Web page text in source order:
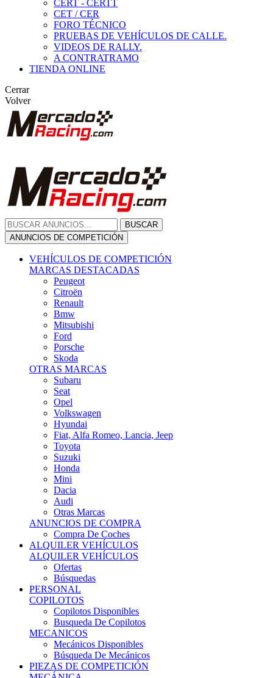
CERT - CERTT
CET / CER
FORO TÉCNICO
PRUEBAS DE VEHÍCULOS DE CALLE.
VIDEOS DE RALLY.
A CONTRATRAMO
TIENDA ONLINE
Cerrar
Volver
BUSCAR
ANUNCIOS DE COMPETICIÓN
VEHÍCULOS DE COMPETICIÓN
MARCAS DESTACADAS
Peugeot
Citroën
Renault
Bmw
Mitsubishi
Ford
Porsche
Skoda
OTRAS MARCAS
Subaru
Seat
Opel
Volkswagen
Hyundai
Fiat, Alfa Romeo, Lancia, Jeep
Toyota
Suzuki
Honda
Mini
Dacia
Audi
Otras Marcas
ANUNCIOS DE COMPRA
Compra De Coches
ALQUILER VEHÍCULOS
ALQUILER VEHÍCULOS
Ofertas
Búsquedas
PERSONAL
COPILOTOS
Copilotos Disponibles
Busqueda De Copilotos
MECANICOS
Mecánicos Disponibles
Búsqueda De Mecánicos
PIEZAS DE COMPETICIÓN
MECÁNICA
Motores